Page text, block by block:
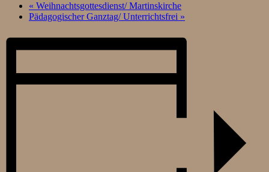
« Weihnachtsgottesdienst/ Martinskirche
Pädagogischer Ganztag/ Unterrichtsfrei »